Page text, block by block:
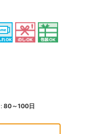
80～100日